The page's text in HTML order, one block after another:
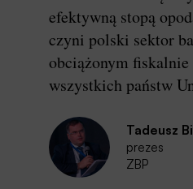
efektywną stopą
czyni polski sektor
obciążonym fiskalnie
wszystkich państw
Tadeusz
prezes
ZBP